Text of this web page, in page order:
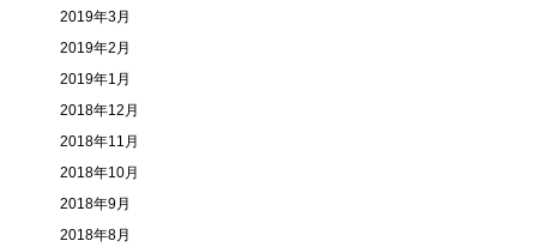
2019年3月
2019年2月
2019年1月
2018年12月
2018年11月
2018年10月
2018年9月
2018年8月